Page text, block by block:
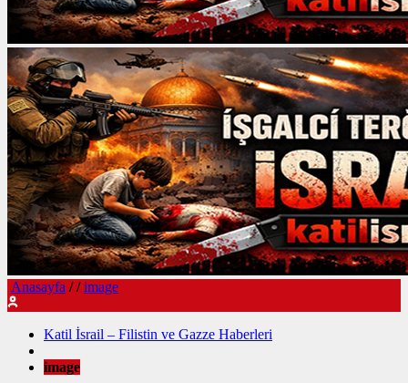
Anasayfa / / image
Katil İsrail – Filistin ve Gazze Haberleri
image